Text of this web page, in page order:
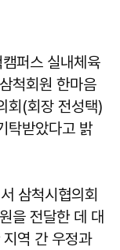
퍼스 실내체육
척회원 한마음
회(회장 전성택)
탁받았다고 밝
삼척시협의회
을 전달한 데 대
역 간 우정과